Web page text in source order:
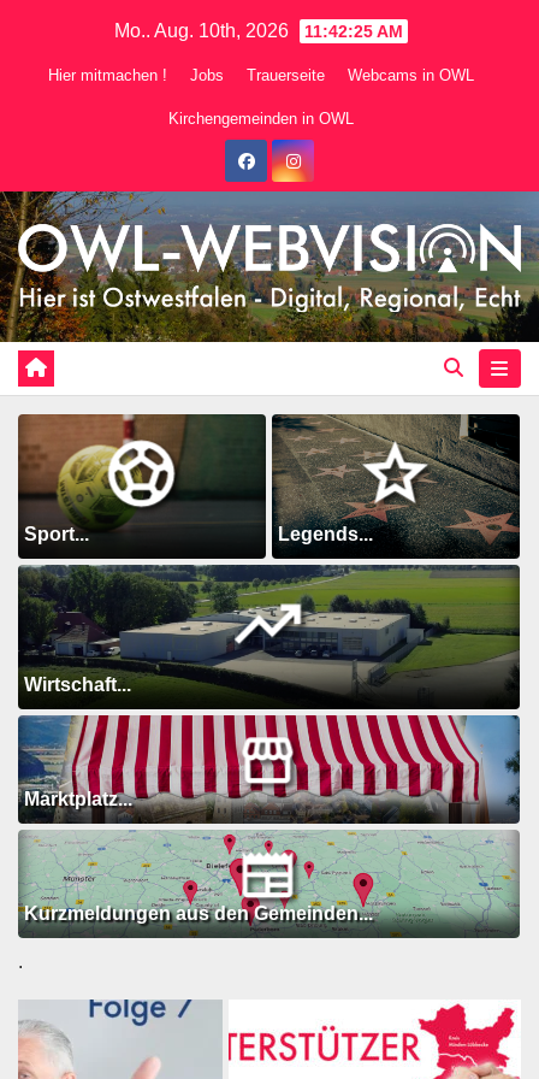
Mo.. Aug. 10th, 2026 11:42:26 AM
Hier mitmachen ! Jobs Trauerseite Webcams in OWL
Kirchengemeinden in OWL
Sport... Legends...
Wirtschaft...
Marktplatz...
Kurzmeldungen aus den Gemeinden...
.